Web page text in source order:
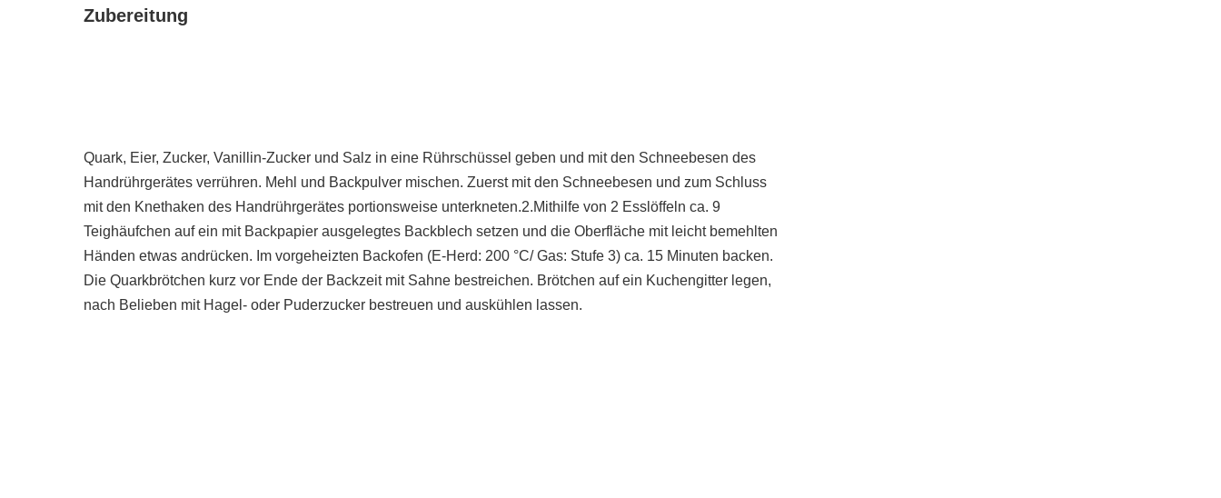
Zubereitung
Quark, Eier, Zucker, Vanillin-Zucker und Salz in eine Rührschüssel geben und mit den Schneebesen des
Handrührgerätes verrühren. Mehl und Backpulver mischen. Zuerst mit den Schneebesen und zum Schluss
mit den Knethaken des Handrührgerätes portionsweise unterkneten.2.Mithilfe von 2 Esslöffeln ca. 9
Teighäufchen auf ein mit Backpapier ausgelegtes Backblech setzen und die Oberfläche mit leicht bemehlten
Händen etwas andrücken. Im vorgeheizten Backofen (E-Herd: 200 °C/ Gas: Stufe 3) ca. 15 Minuten backen.
Die Quarkbrötchen kurz vor Ende der Backzeit mit Sahne bestreichen. Brötchen auf ein Kuchengitter legen,
nach Belieben mit Hagel- oder Puderzucker bestreuen und auskühlen lassen.